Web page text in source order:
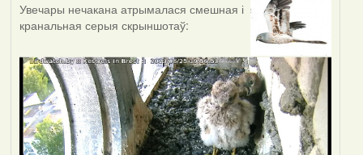
Увечары нечакана атрымалася смешная і
кранальная серыя скрыншотаў: